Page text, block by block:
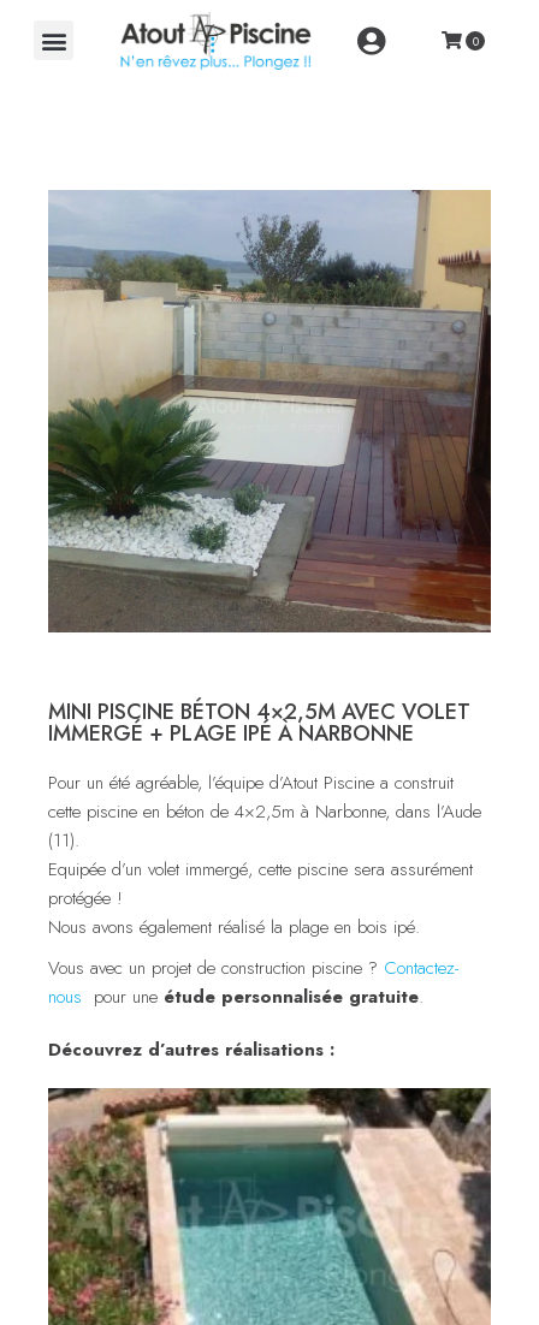
MINI PISCINE BÉTON 4×2,5M AVEC VOLET
IMMERGÉ + PLAGE IPÉ À NARBONNE
Pour un été agréable, l’équipe d’Atout Piscine a construit
cette piscine en béton de 4×2,5m à Narbonne, dans l’Aude
(11).
Equipée d’un volet immergé, cette piscine sera assurément
protégée !
Nous avons également réalisé la plage en bois ipé.
Vous avec un projet de construction piscine ? Contactez-
nous pour une étude personnalisée gratuite.
Découvrez d’autres réalisations :